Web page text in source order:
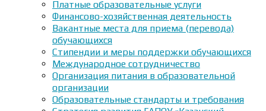
Платные образовательные услуги
Финансово-хозяйственная деятельность
Вакантные места для приема (перевода)
обучающихся
Стипендии и меры поддержки обучающихся
Международное сотрудничество
Организация питания в образовательной
организации
Образовательные стандарты и требования